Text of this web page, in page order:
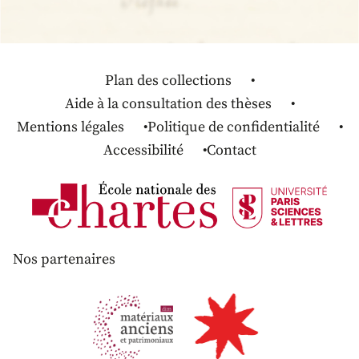
Plan des collections
Aide à la consultation des thèses
Mentions légales
Politique de confidentialité
Accessibilité
Contact
Nos partenaires